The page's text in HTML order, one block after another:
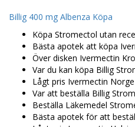
Billig 400 mg Albenza Köpa
Köpa Stromectol utan
Bästa apotek att köpa
Över disken Ivermectin
Var du kan köpa Billig
Lågt pris Ivermectin Norge
Var att beställa Billig
Beställa Läkemedel
Bästa apotek för att